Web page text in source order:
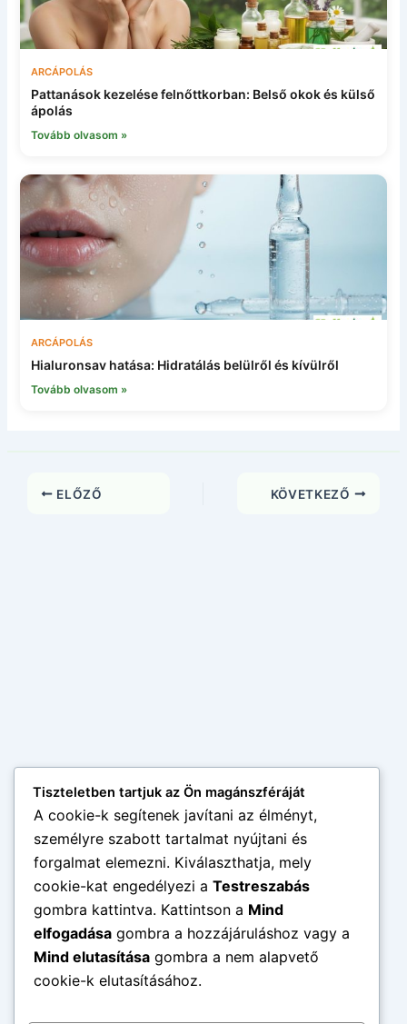
ARCÁPOLÁS
Pattanások kezelése felnőttkorban: Belső okok és külső
ápolás
Tovább olvasom »
ARCÁPOLÁS
Hialuronsav hatása: Hidratálás belülről és kívülről
Tovább olvasom »
ELŐZŐ KÖVETKEZŐ
Tiszteletben tartjuk az Ön magánszféráját
A cookie-k segítenek javítani az élményt,
személyre szabott tartalmat nyújtani és
forgalmat elemezni. Kiválaszthatja, mely
cookie-kat engedélyezi a Testreszabás
gombra kattintva. Kattintson a Mind
elfogadása gombra a hozzájáruláshoz vagy a
Mind elutasítása gombra a nem alapvető
cookie-k elutasításához.